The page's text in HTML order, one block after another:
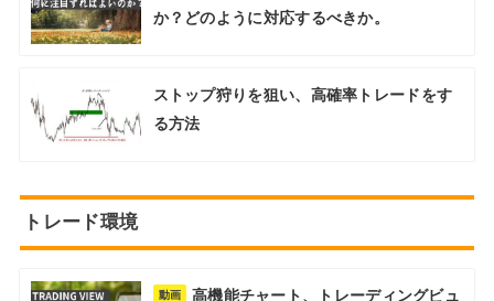
か？どのように対応するべきか。
ストップ狩りを狙い、高確率トレードをす
る方法
トレード環境
動画
高機能チャート、トレーディングビュ